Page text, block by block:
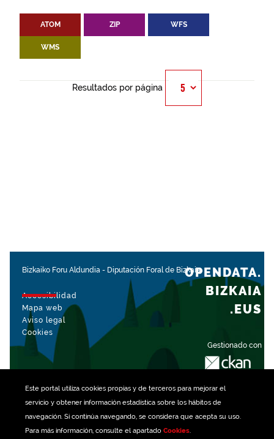
Este portal utiliza cookiespropias y de terceros para mejorar el
servicio y obtener información estadística sobre los hábitos de
navegación. Si continúa navegando, se considera que acepta su uso.
Para más información, consulte el apartado Cookies.
ATOM ZIP WFS
WMS
Resultados por página
Bizkaiko Foru Aldundia - Diputación Foral de Bizkaia
Accesibilidad
Mapa web
Aviso legal
Cookies
Gestionado con
OPENDATA.
BIZKAIA
.EUS